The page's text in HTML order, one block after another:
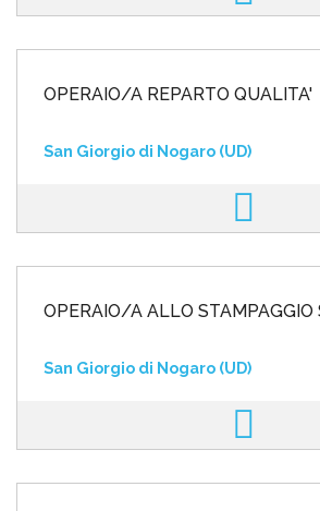
OPERAIO/A REPARTO QUALITA'
San Giorgio di Nogaro (UD)
OPERAIO/A ALLO STAMPAGGIO
San Giorgio di Nogaro (UD)